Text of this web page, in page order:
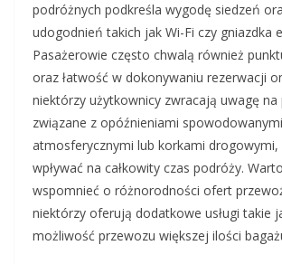
podróżnych podkreśla wygodę siedzeń
udogodnień takich jak Wi-Fi czy gniazdka
Pasażerowie często chwalą również
oraz łatwość w dokonywaniu rezerwacji
niektórzy użytkownicy zwracają uwagę na
związane z opóźnieniami
atmosferycznymi lub korkami
wpływać na całkowity czas podróży.
wspomnieć o różnorodności ofert
niektórzy oferują dodatkowe usługi takie
możliwość przewozu większej ilości